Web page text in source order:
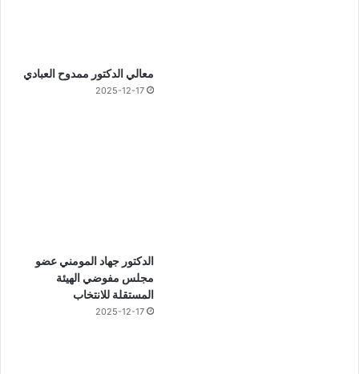
معالي الدكتور ممدوح العبادي
2025-12-17
الدكتور جهاد المومني عضو
مجلس مفوضي الهيئة
المستقلة للانتخاب
2025-12-17